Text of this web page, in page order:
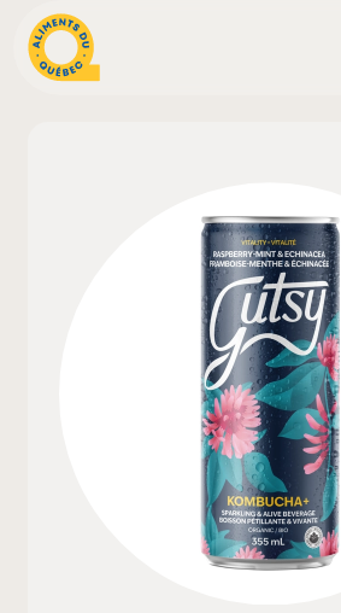
Inspirations d'ici
Restaurants
Institutions